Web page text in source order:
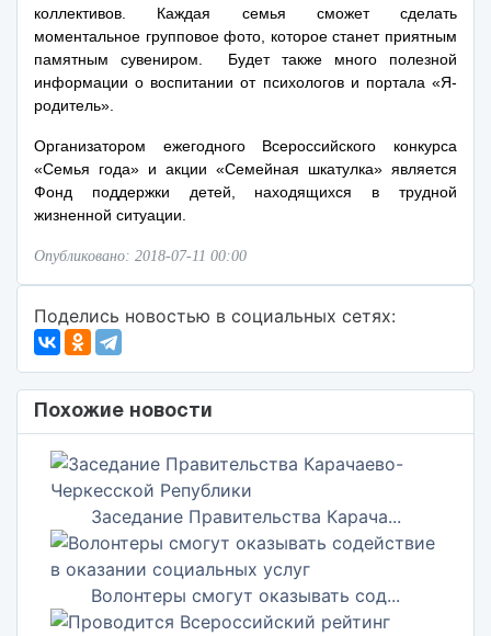
коллективов. Каждая семья сможет сделать
моментальное групповое фото, которое станет приятным
памятным сувениром. Будет также много полезной
информации о воспитании от психологов и портала «Я-
родитель».
Организатором ежегодного Всероссийского конкурса
«Семья года» и акции «Семейная шкатулка» является
Фонд поддержки детей, находящихся в трудной
жизненной ситуации.
Опубликовано: 2018-07-11 00:00
Поделись новостью в социальных сетях:
Похожие новости
Заседание Правительства Карача...
Волонтеры смогут оказывать сод...